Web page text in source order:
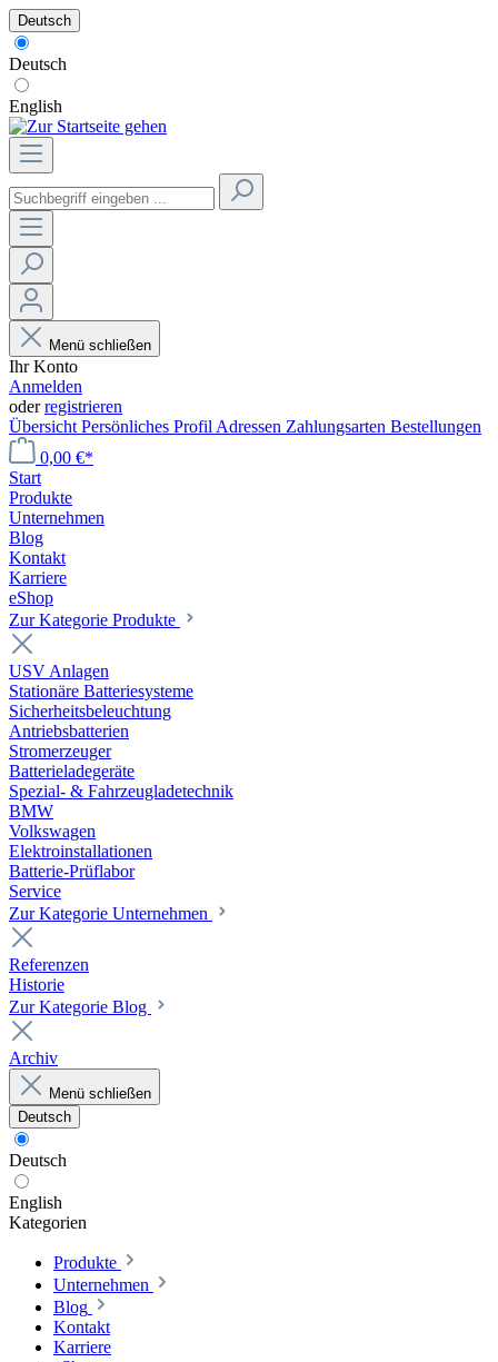
Deutsch
Deutsch
English
Menü schließen
Ihr Konto
Anmelden
oderregistrieren
Übersicht Persönliches Profil Adressen Zahlungsarten Bestellungen
0,00 €*
Start
Produkte
Unternehmen
Blog
Kontakt
Karriere
eShop
Zur Kategorie Produkte
USV Anlagen
Stationäre Batteriesysteme
Sicherheitsbeleuchtung
Antriebsbatterien
Stromerzeuger
Batterieladegeräte
Spezial- & Fahrzeugladetechnik
BMW
Volkswagen
Elektroinstallationen
Batterie-Prüflabor
Service
Zur Kategorie Unternehmen
Referenzen
Historie
Zur Kategorie Blog
Archiv
Menü schließen
Deutsch
Deutsch
English
Kategorien
Produkte
Unternehmen
Blog
Kontakt
Karriere